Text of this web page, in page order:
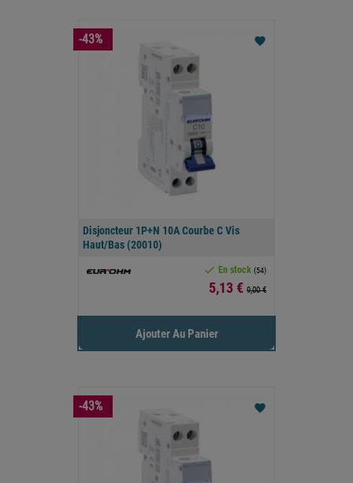
Disjoncteur 1P+N 10A Courbe C Vis
Haut/bas (20010)
 En stock (54)
Prix
5,13 € 9,00 €
favorite
Ajouter Au Panier
-43%
favorite
-43%